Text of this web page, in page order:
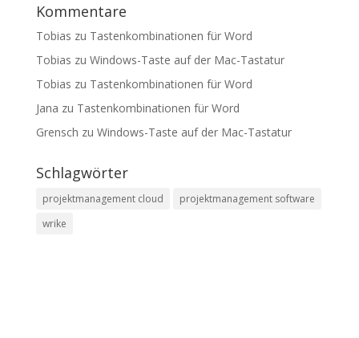
Kommentare
Tobias zu Tastenkombinationen für Word
Tobias zu Windows-Taste auf der Mac-Tastatur
Tobias zu Tastenkombinationen für Word
Jana zu Tastenkombinationen für Word
Grensch zu Windows-Taste auf der Mac-Tastatur
Schlagwörter
projektmanagement cloud
projektmanagement software
wrike